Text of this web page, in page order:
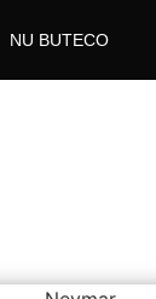
NU BUTECO